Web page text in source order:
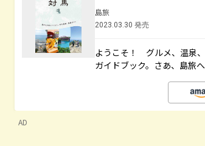
島旅
2023.03.30 発売
ようこそ！ グルメ、温泉
ガイドブック。さあ、島旅へ
AD